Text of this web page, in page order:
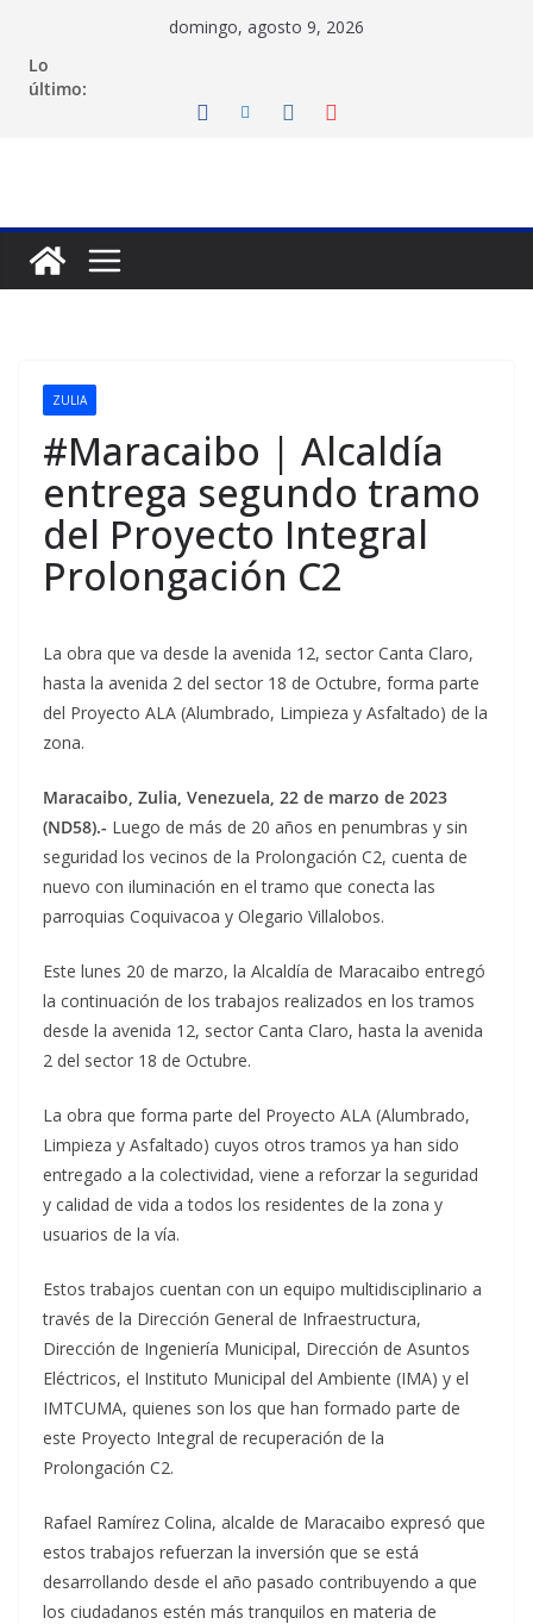
contenido
domingo, agosto 9, 2026
Lo
último:
ZULIA
#Maracaibo | Alcaldía
entrega segundo tramo
del Proyecto Integral
Prolongación C2
La obra que va desde la avenida 12, sector Canta Claro,
hasta la avenida 2 del sector 18 de Octubre, forma parte
del Proyecto ALA (Alumbrado, Limpieza y Asfaltado) de la
zona.
Maracaibo, Zulia, Venezuela, 22 de marzo de 2023
(ND58).- Luego de más de 20 años en penumbras y sin
seguridad los vecinos de la Prolongación C2, cuenta de
nuevo con iluminación en el tramo que conecta las
parroquias Coquivacoa y Olegario Villalobos.
Este lunes 20 de marzo, la Alcaldía de Maracaibo entregó
la continuación de los trabajos realizados en los tramos
desde la avenida 12, sector Canta Claro, hasta la avenida
2 del sector 18 de Octubre.
La obra que forma parte del Proyecto ALA (Alumbrado,
Limpieza y Asfaltado) cuyos otros tramos ya han sido
entregado a la colectividad, viene a reforzar la seguridad
y calidad de vida a todos los residentes de la zona y
usuarios de la vía.
Estos trabajos cuentan con un equipo multidisciplinario a
través de la Dirección General de Infraestructura,
Dirección de Ingeniería Municipal, Dirección de Asuntos
Eléctricos, el Instituto Municipal del Ambiente (IMA) y el
IMTCUMA, quienes son los que han formado parte de
este Proyecto Integral de recuperación de la
Prolongación C2.
Rafael Ramírez Colina, alcalde de Maracaibo expresó que
estos trabajos refuerzan la inversión que se está
desarrollando desde el año pasado contribuyendo a que
los ciudadanos estén más tranquilos en materia de